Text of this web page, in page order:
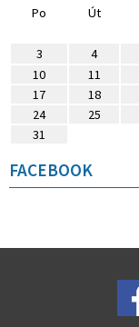
Po
Út
3
4
10
11
17
18
24
25
31
FACEBOOK